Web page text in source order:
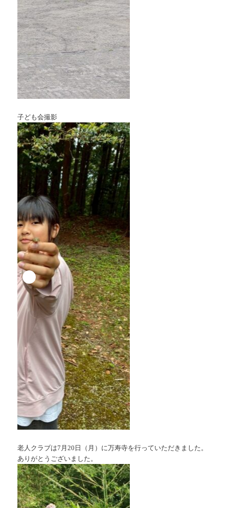
子ども会撮影
老人クラブは7月20日（月）に万寿寺を行っていただきました。
ありがとうございました。